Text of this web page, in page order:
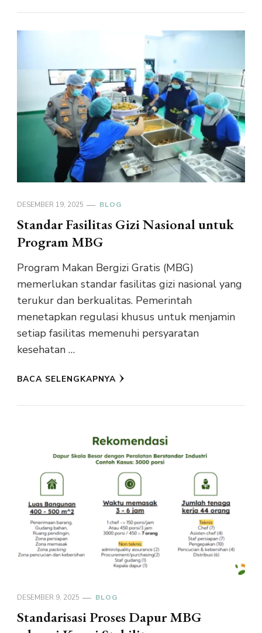
DESEMBER 19, 2025 BLOG
Standar Fasilitas Gizi Nasional untuk
Program MBG
Program Makan Bergizi Gratis (MBG)
memerlukan standar fasilitas gizi nasional yang
terukur dan berkualitas. Pemerintah
menetapkan regulasi khusus untuk menjamin
setiap fasilitas memenuhi persyaratan
kesehatan …
BACA SELENGKAPNYA
DESEMBER 9, 2025 BLOG
Standarisasi Proses Dapur MBG